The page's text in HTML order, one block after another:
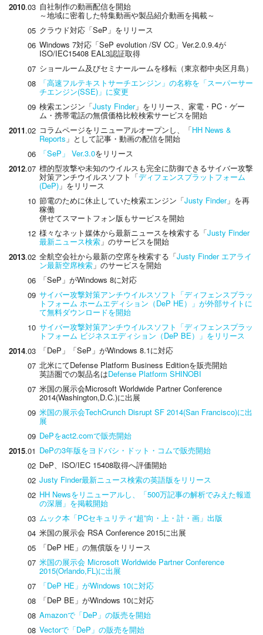
2010.03 自社制作の動画配信を開始
～地域に密着した特集動画や製品紹介動画を掲載～
05 クラウド対応「SeP」をリリース
06 Windows 7対応「SeP evolution /SV CC」Ver.2.0.9.4が
ISO/IEC15408 EAL3認証取得
07 ショールーム及びセミナールームを移転（東京都中央区月島）
08
「高速フルテキストサーチエンジン」の名称を「スーパーサー
チエンジン(SSE)」に変更
09 検索エンジン「Justy Finder」をリリース、家電・PC・ゲー
ム・携帯電話の無償価格比較検索サービスを開始
2011.02 コラムページをリニューアルオープンし、「HH News &
Reports 」として記事・動画の配信を開始
06
「SeP」 Ver.3.0をリリース
2012.07 標的型攻撃や未知のウイルスも完全に防御できるサイバー攻撃
対策アンチウイルスソフト「ディフェンスプラットフォーム
(DeP)」をリリース
10 節電のために休止していた検索エンジン「Justy Finder」を再
稼働
併せてスマートフォン版もサービスを開始
12 様々なネット媒体から最新ニュースを検索する「Justy Finder
最新ニュース検索」のサービスを開始
2013.02 全航空会社から最新の空席を検索する「Justy Finder エアライ
ン最新空席検索」のサービスを開始
06
「SeP」がWindows 8に対応
09 サイバー攻撃対策アンチウイルスソフト「ディフェンスプラッ
トフォーム ホームエディション（DeP HE）」が外部サイトに
て無料ダウンロードを開始
10 サイバー攻撃対策アンチウイルスソフト「ディフェンスプラッ
トフォーム ビジネスエディション（DeP BE）」をリリース
2014.03
「DeP」「SeP」がWindows 8.1に対応
07 北米にてDefense Platform Business Editionを販売開始
英語圏での製品名はDefense Platform SHINOBI
07 米国の展示会Microsoft Worldwide Partner Conference
2014(Washington,D.C.)に出展
09 米国の展示会TechCrunch Disrupt SF 2014(San Francisco)に出
展
09 DePをact2.comで販売開始
2015.01 DePの3年版をヨドバシ・ドット・コムで販売開始
02 DeP、ISO/IEC 15408取得へ評価開始
02 Justy Finder最新ニュース検索の英語版をリリース
02 HH Newsをリニューアルし、「500万記事の解析でみえた報道
の深層」を掲載開始
03 ムック本「PCセキュリティ“超”向・上・計・画」出版
04 米国の展示会 RSA Conference 2015に出展
05
「DeP HE」の無償版をリリース
07 米国の展示会 Microsoft Worldwide Partner Conference
2015(Orlando,FL)に出展
07
「DeP HE」がWindows 10に対応
08
「DeP BE」がWindows 10に対応
08 Amazonで「DeP」の販売を開始
08 Vectorで「DeP」の販売を開始